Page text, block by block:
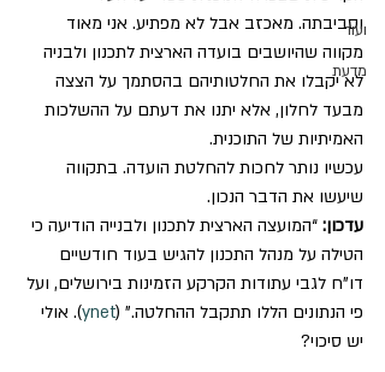
ועוד
מדעת
וסביבתה. מאכזב אבל לא מפתיע. אני מאוד
מקווה שהיושבים בועדה הארצית לתכנון ולבניה
לא יקבלו את החלטותיהם בהסתמך על הצצה
מבעד לחלון, אלא יתנו את דעתם על ההשלכות
האמיתיות של התוכנית.
עכשיו נותר לחכות להחלטת הועדה. בתקווה
שיעשו את הדבר הנכון.
עדכון: “המועצה הארצית לתכנון ולבנייה הודיעה כי
הטילה על מנהל התכנון להגיש בעוד חודשיים
דו”ח לגבי עתודות הקרקע הזמינות בירושלים, ועל
פי הנתונים הללו תתקבל ההחלטה.” (ynet). אולי
יש סיכוי?